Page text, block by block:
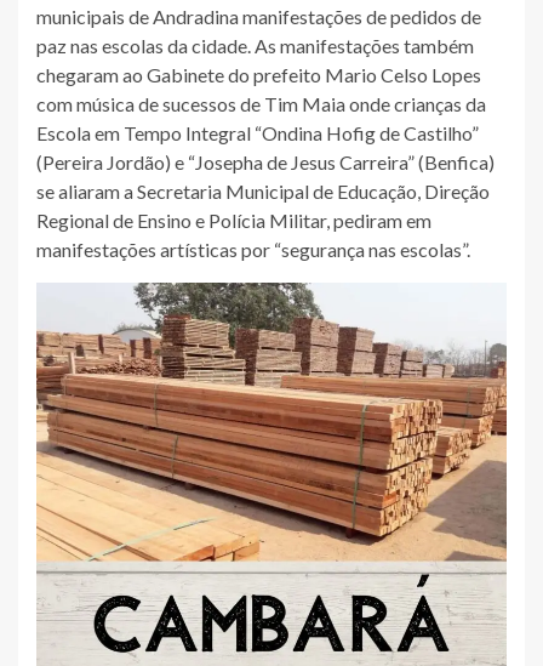
municipais de Andradina manifestações de pedidos de
paz nas escolas da cidade. As manifestações também
chegaram ao Gabinete do prefeito Mario Celso Lopes
com música de sucessos de Tim Maia onde crianças da
Escola em Tempo Integral “Ondina Hofig de Castilho”
(Pereira Jordão) e “Josepha de Jesus Carreira” (Benfica)
se aliaram a Secretaria Municipal de Educação, Direção
Regional de Ensino e Polícia Militar, pediram em
manifestações artísticas por “segurança nas escolas”.